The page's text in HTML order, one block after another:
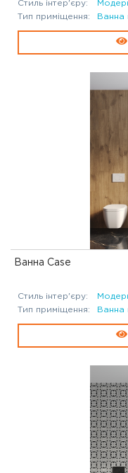
Стиль інтер'єру:
Тип приміщення:
Ванна
Ванна Case
Стиль інтер'єру:
Тип приміщення:
Ванна